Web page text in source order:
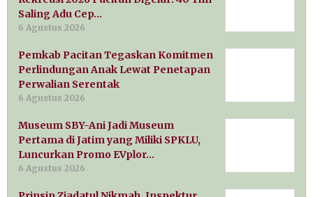
Saling Adu Cep…
6 Agustus 2026
Pemkab Pacitan Tegaskan Komitmen
Perlindungan Anak Lewat Penetapan
Perwalian Serentak
6 Agustus 2026
Museum SBY-Ani Jadi Museum
Pertama di Jatim yang Miliki SPKLU,
Luncurkan Promo EVplor…
6 Agustus 2026